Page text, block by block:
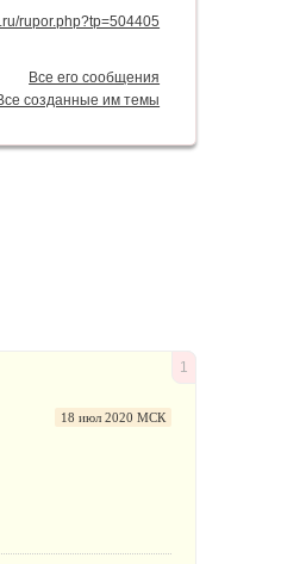
rupor.php?tp=504405
Все его сообщения
созданные им темы
1
18 июл 2020 МСК